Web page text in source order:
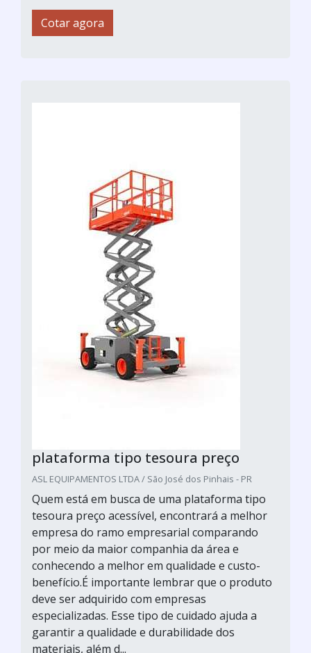
Cotar agora
plataforma tipo tesoura preço
ASL EQUIPAMENTOS LTDA / São José dos Pinhais - PR
Quem está em busca de uma plataforma tipo
tesoura preço acessível, encontrará a melhor
empresa do ramo empresarial comparando
por meio da maior companhia da área e
conhecendo a melhor em qualidade e custo-
benefício.É importante lembrar que o produto
deve ser adquirido com empresas
especializadas. Esse tipo de cuidado ajuda a
garantir a qualidade e durabilidade dos
materiais, além d...